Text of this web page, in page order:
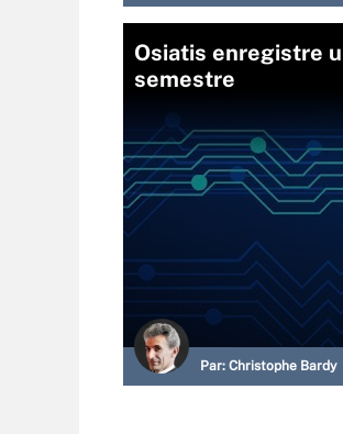
Osiatis enregistre
semestre
Par: Christophe Bardy